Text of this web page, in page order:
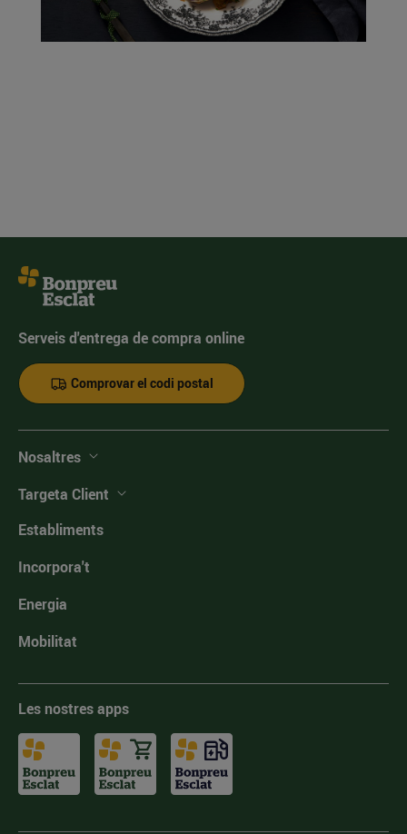
Serveis d'entrega de compra online
Comprovar el codi postal
Nosaltres
Targeta Client
Establiments
Incorpora't
Energia
Mobilitat
Les nostres apps